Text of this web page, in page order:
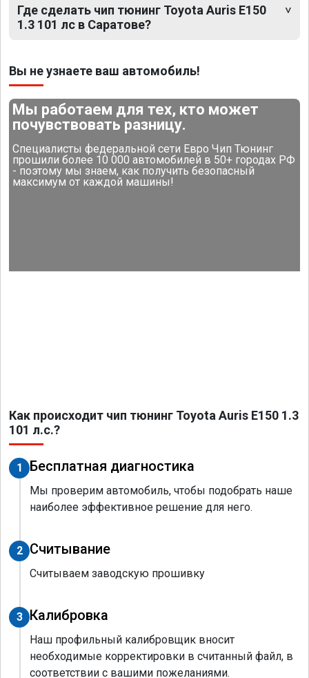
Где сделать чип тюнинг Toyota Auris E150
1.3 101 лс в Саратове?
Вы не узнаете ваш автомобиль!
Мы работаем для тех, кто может
почувствовать разницу.
Специалисты федеральной сети Евро Чип Тюнинг
прошили более 10 000 автомобилей в 50+ городах РФ
- поэтому мы знаем, как получить безопасный
максимум от каждой машины!
Как происходит чип тюнинг Toyota Auris E150 1.3
101 л.с.?
1 Бесплатная диагностика
Мы проверим автомобиль, чтобы подобрать наше
наиболее эффективное решение для него.
2 Считывание
Считываем заводскую прошивку
3 Калибровка
Наш профильный калибровщик вносит
необходимые корректировки в считанный файл, в
соответствии с вашими пожеланиями.